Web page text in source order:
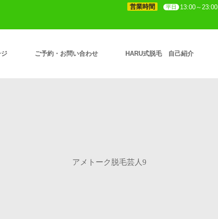
営業時間 平日 13:00～23:00
ご予約・お問い合わせ HARU式脱毛 自己紹介
アメトーク脱毛芸人9